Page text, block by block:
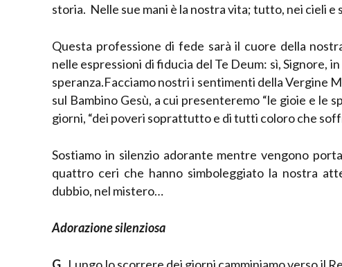
storia. Nelle sue mani è la nostra vita; tutto, nei cieli e
Questa professione di fede sarà il cuore della
nelle espressioni di fiducia del Te Deum: sì, Signore,
speranza.Facciamo nostri i sentimenti della Vergine
sul Bambino Gesù, a cui presenteremo “le gioie e le
giorni, “dei poveri soprattutto e di tutti coloro che
Sostiamo in silenzio adorante mentre vengono
quattro ceri che hanno simboleggiato la nostra
dubbio, nel mistero…
Adorazione silenziosa